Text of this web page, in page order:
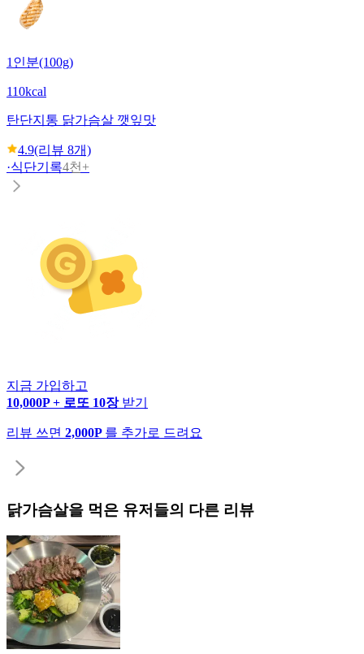
1인분(100g)
110kcal
탄단지 통 닭가슴살 깻잎맛
4.9(리뷰 8개)
·식단기록4천+
지금 가입하고
10,000P + 로또 10장 받기
리뷰 쓰면 2,000P 를 추가로 드려요
닭가슴살을 먹은 유저들의 다른 리뷰